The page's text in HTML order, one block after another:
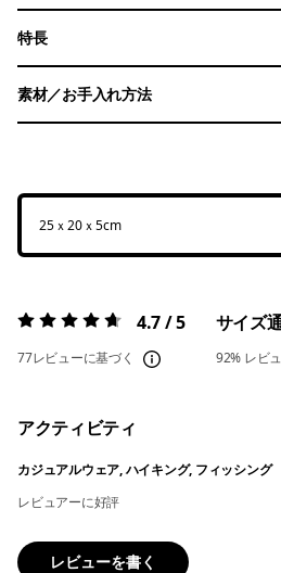
特長
素材／お手入れ方法
25ｘ20ｘ5cm
評価:4.7 / 5 4.7 / 5
77レビューに基づく
サイズ
92% レビ
アクティビティ
カジュアルウェア, ハイキング, フィッシング
レビュアーに好評
レビューを書く